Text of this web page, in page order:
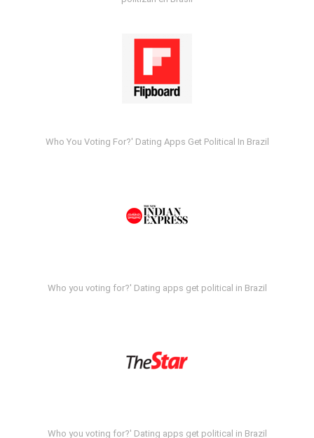
Who You Voting For?' Dating Apps Get Political In Brazil
Who you voting for?' Dating apps get political in Brazil
Who you voting for?' Dating apps get political in Brazil